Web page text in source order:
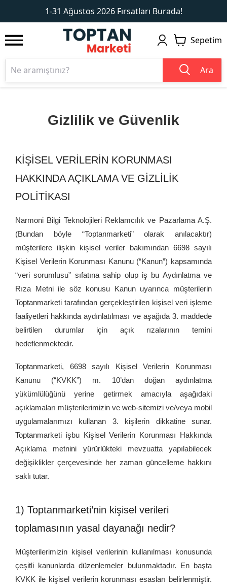
1-31 Ağustos 2026 Fırsatları Burada!
1 2
Sepetim
Ara
Gizlilik ve Güvenlik
KİŞİSEL VERİLERİN KORUNMASI
HAKKINDA AÇIKLAMA VE GİZLİLİK
POLİTİKASI
Narmoni Bilgi Teknolojileri Reklamcılık ve Pazarlama A.Ş.
(Bundan böyle “Toptanmarketi” olarak anılacaktır)
müşterilere ilişkin kişisel veriler bakımından 6698 sayılı
Kişisel Verilerin Korunması Kanunu (“Kanun”) kapsamında
“veri sorumlusu” sıfatına sahip olup iş bu Aydınlatma ve
Rıza Metni ile söz konusu Kanun uyarınca müşterilerin
Toptanmarketi tarafından gerçekleştirilen kişisel veri işleme
faaliyetleri hakkında aydınlatılması ve aşağıda 3. maddede
belirtilen durumlar için açık rızalarının temini
hedeflenmektedir.
Toptanmarketi, 6698 sayılı Kişisel Verilerin Korunması
Kanunu (“KVKK”) m. 10’dan doğan aydınlatma
yükümlülüğünü yerine getirmek amacıyla aşağıdaki
açıklamaları müşterilerimizin ve web-sitemizi ve/veya mobil
uygulamalarımızı kullanan 3. kişilerin dikkatine sunar.
Toptanmarketi işbu Kişisel Verilerin Korunması Hakkında
Açıklama metnini yürürlükteki mevzuatta yapılabilecek
değişiklikler çerçevesinde her zaman güncelleme hakkını
saklı tutar.
1) Toptanmarketi’nin kişisel verileri
toplamasının yasal dayanağı nedir?
Müşterilerimizin kişisel verilerinin kullanılması konusunda
çeşitli kanunlarda düzenlemeler bulunmaktadır. En başta
KVKK ile kişisel verilerin korunması esasları belirlenmiştir.